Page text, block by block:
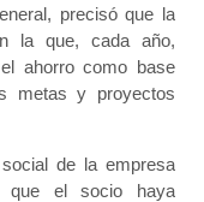
precisó que la
la que, cada año,
ahorro como base
metas y proyectos
de la empresa
que el socio haya